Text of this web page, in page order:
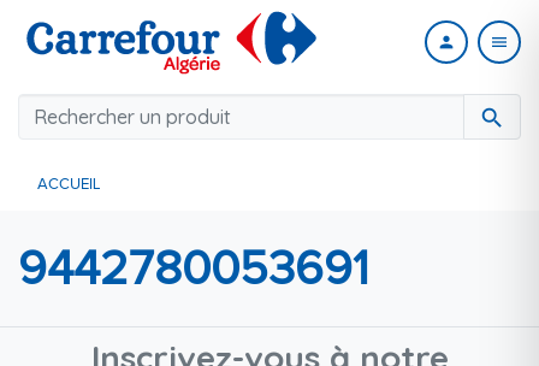
search
person menu
ACCUEIL
9442780053691
Inscrivez-vous à notre